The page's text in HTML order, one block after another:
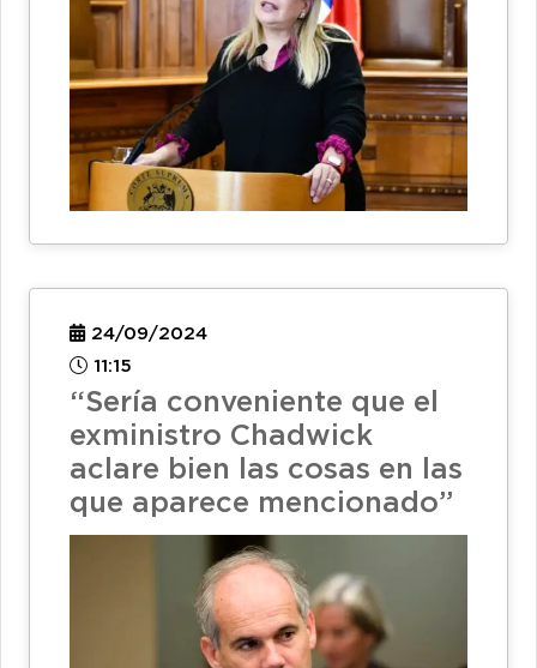
24/09/2024
11:15
“Sería conveniente que el
exministro Chadwick
aclare bien las cosas en las
que aparece mencionado”